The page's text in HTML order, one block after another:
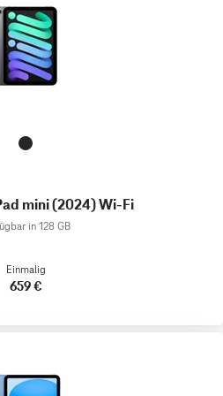
mini (2024) Wi-Fi
in 128 GB
Einmalig
659 €